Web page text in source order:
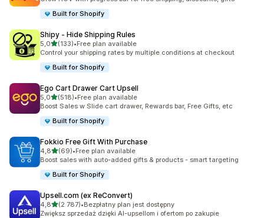
Built for Shopify
Shipy ‑ Hide Shipping Rules
5,0na 5 gwiazdek
(133)
Łączna liczba recenzji: 133
•Free plan available
Control your shipping rates by multiple conditions at checkout
Built for Shopify
Ego Cart Drawer Cart Upsell
5,0na 5 gwiazdek
(518)
Łączna liczba recenzji: 518
•Free plan available
Boost Sales w Slide cart drawer, Rewards bar, Free Gifts, etc
Built for Shopify
Fokkio Free Gift With Purchase
4,8na 5 gwiazdek
(69)
Łączna liczba recenzji: 69
•Free plan available
Boost sales with auto-added gifts & products - smart targeting
Built for Shopify
Upsell.com (ex ReConvert)
4,8na 5 gwiazdek
(2 787)
Łączna liczba recenzji: 2787
•Bezpłatny plan jest dostępny
Zwiększ sprzedaż dzięki AI-upsellom i ofertom po zakupie